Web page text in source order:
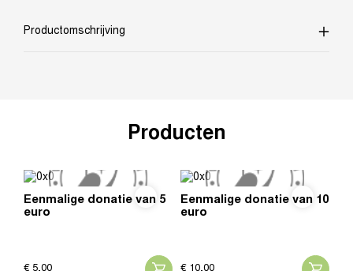
Productomschrijving
Producten
Eenmalige donatie van 5
euro
€ 5,00
Eenmalige donatie van 10
euro
€ 10,00